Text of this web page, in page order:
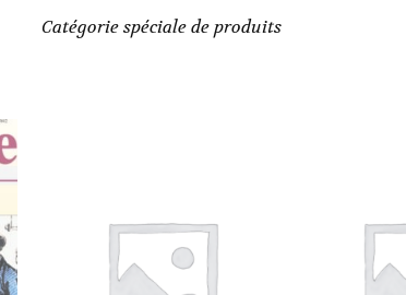
Catégorie spéciale de produits